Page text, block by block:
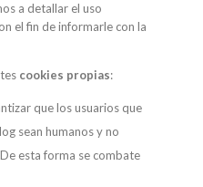
a detallar el uso
el fin de informarle con la
cookies propias:
que los usuarios que
sean humanos y no
esta forma se combate